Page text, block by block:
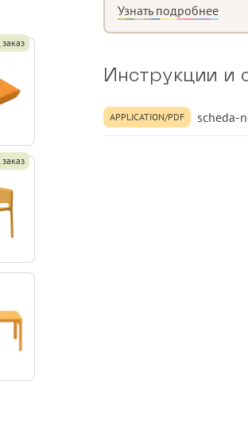
Матовая отделка
Подушка доступна под
Перерабатываемая смола.
Узнать подробнее
Инструкции и
APPLICATION/PDF scheda-